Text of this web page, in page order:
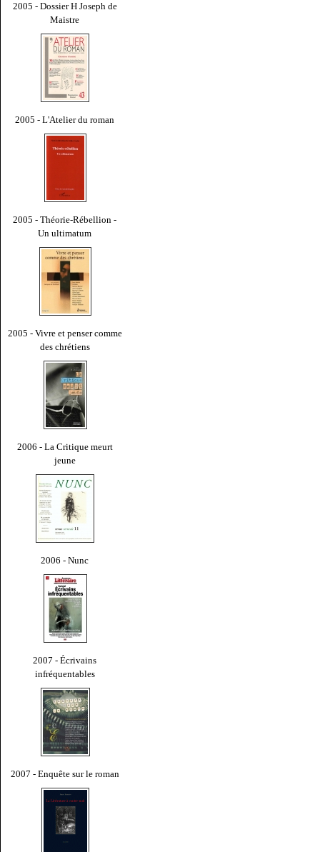
2005 - Dossier H Joseph de
Maistre
2005 - L'Atelier du roman
2005 - Théorie-Rébellion -
Un ultimatum
2005 - Vivre et penser comme
des chrétiens
2006 - La Critique meurt
jeune
2006 - Nunc
2007 - Écrivains
infréquentables
2007 - Enquête sur le roman